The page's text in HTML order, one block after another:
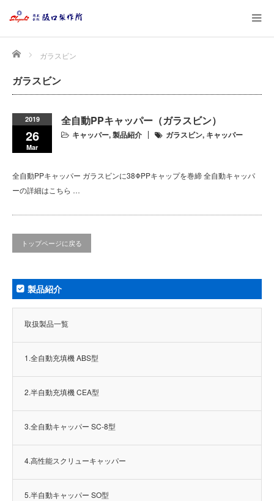
Home ガラスビン
ガラスビン
2019
26
Mar
全自動PPキャッパー（ガラスビン）
キャッパー,製品紹介 ガラスビン, キャッパー
全自動PPキャッパー ガラスビンに38ΦPPキャップを巻締 全自動キャッパ
ーの詳細はこちら …
トップページに戻る
製品紹介
取扱製品一覧
1.全自動充填機 ABS型
2.半自動充填機 CEA型
3.全自動キャッパー SC-8型
4.高性能スクリューキャッパー
5.半自動キャッパー SO型